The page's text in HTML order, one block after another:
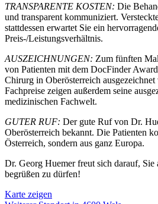
TRANSPARENTE KOSTEN: Die
und transparent kommuniziert.
stattdessen erwartet Sie ein
Preis-/Leistungsverhältnis.
AUSZEICHNUNGEN: Zum fünften
von Patienten mit dem DocFinder
Chirurg in Oberösterreich
Fachpreise zeigen außerdem seine
medizinischen Fachwelt.
GUTER RUF: Der gute Ruf von Dr.
Oberösterreich bekannt. Die Patienten
Österreich, sondern aus ganz Europa.
Dr. Georg Huemer freut sich darauf, Sie
begrüßen zu dürfen!
Karte zeigen